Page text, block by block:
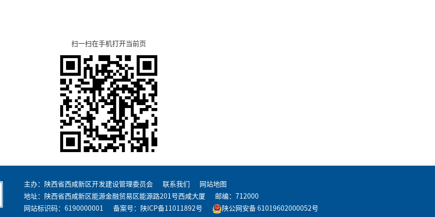
扫一扫在手机打开当前页
主办：陕西省西咸新区开发建设管理委员会 联系我们
网站地图
地址：陕西省西咸新区能源金融贸易区能源路201号西咸大厦
邮编：712000
网站标识码：6190000001
备案号： 陕ICP备11011892号 陕公网安备 61019602000052号